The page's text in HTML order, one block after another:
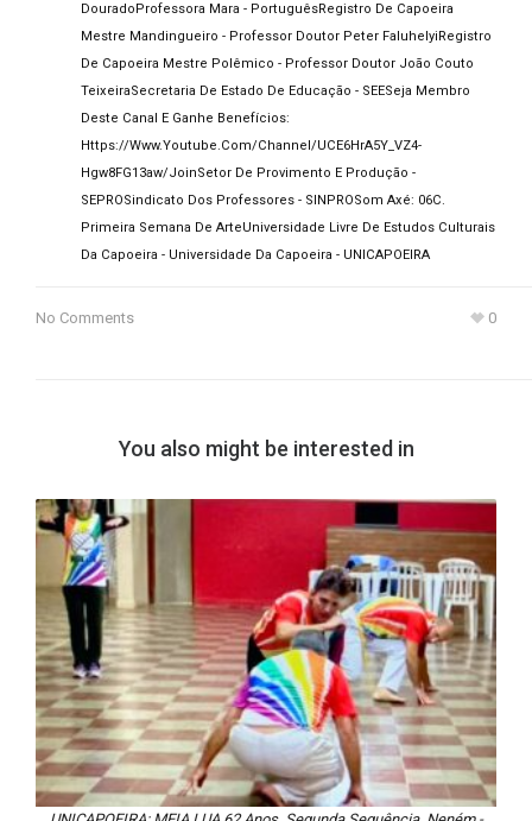
Dourado Professora Mara - PortuguêsRegistro De Capoeira
Mestre Mandingueiro - Professor Doutor Peter Faluhelyi Registro
De Capoeira Mestre Polêmico - Professor Doutor João Couto
TeixeiraSecretaria De Estado De Educação - SEESeja Membro
Deste Canal E Ganhe Benefícios:
Https://www.youtube.com/channel/UCE6HrA5Y_VZ4-
Hgw8FG13aw/joinSetor De Provimento E Produção -
SEPROSindicato Dos Professores - SINPROSom Axé: 06C.
Primeira Semana De ArteUniversidade Livre De Estudos Culturais
Da Capoeira - Universidade Da Capoeira - UNICAPOEIRA
No Comments 0
You also might be interested in